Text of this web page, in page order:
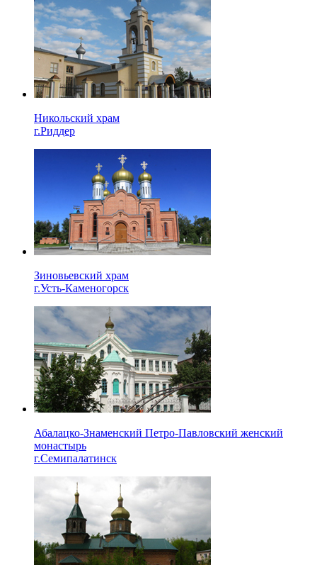
Никольский храм
г.Риддер
Зиновьевский храм
г.Усть-Каменогорск
Абалацко-Знаменский Петро-Павловский женский
монастырь
г.Семипалатинск